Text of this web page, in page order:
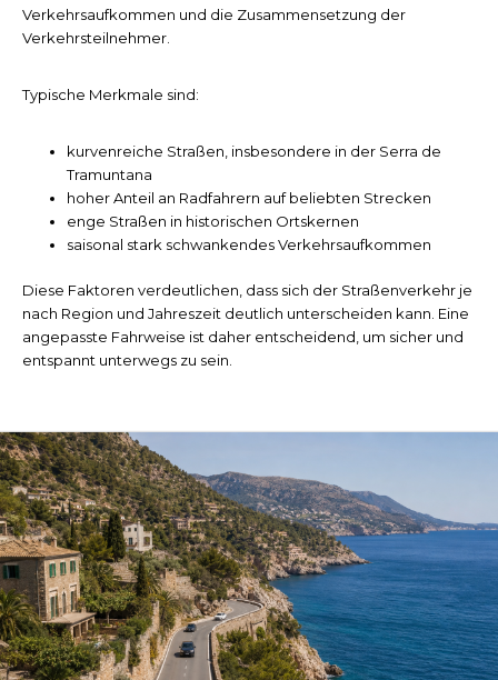
Verkehrsaufkommen und die Zusammensetzung der
Verkehrsteilnehmer.
Typische Merkmale sind:
kurvenreiche Straßen, insbesondere in der Serra de
Tramuntana
hoher Anteil an Radfahrern auf beliebten Strecken
enge Straßen in historischen Ortskernen
saisonal stark schwankendes Verkehrsaufkommen
Diese Faktoren verdeutlichen, dass sich der Straßenverkehr je
nach Region und Jahreszeit deutlich unterscheiden kann. Eine
angepasste Fahrweise ist daher entscheidend, um sicher und
entspannt unterwegs zu sein.